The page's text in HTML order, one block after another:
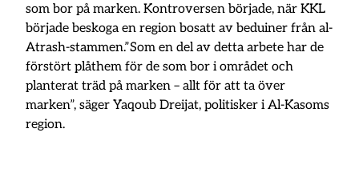
som bor på marken. Kontroversen började, när KKL
började beskoga en region bosatt av beduiner från al-
Atrash-stammen.”Som en del av detta arbete har de
förstört plåthem för de som bor i området och
planterat träd på marken – allt för att ta över
marken”, säger Yaqoub Dreijat, politisker i Al-Kasoms
region.